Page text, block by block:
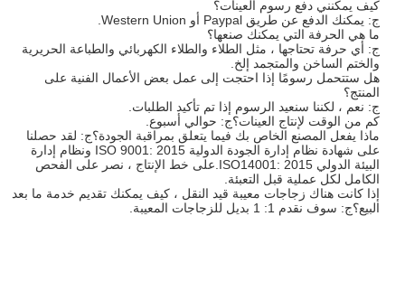
كيف يمكنني دفع رسوم العينات؟
ج: يمكنك الدفع عن طريق Paypal أو Western Union.
ما هي الحرفة التي يمكنك صنعها؟
ج: أي حرفة تحتاجها ، مثل الطلاء والطلاء الكهربائي والطباعة الحريرية
والختم الساخن والمتجمد إلخ.
هل ستتحمل رسومًا إذا احتجت إلى عمل بعض الأعمال الفنية على
المنتج؟
ج: نعم ، لكننا سنعيد الرسوم إذا تم تأكيد الطلبات.
كم من الوقت لإنتاج العينات؟ج: حوالي أسبوع.
ماذا يفعل المصنع الخاص بك فيما يتعلق بمراقبة الجودة؟ج: لقد حصلنا
على شهادة نظام إدارة الجودة الدولية ISO 9001: 2015 ونظام إدارة
البيئة الدولي ISO14001: 2015.على خط الإنتاج ، نصر على الفحص
الكامل لكل عملية قبل التعبئة.
إذا كانت هناك زجاجات معيبة قيد النقل ، كيف يمكنك تقديم خدمة ما بعد
البيع؟ج: سوف نقدم 1: 1 بديل للزجاجات المعيبة.